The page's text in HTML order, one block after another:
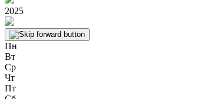
2025
Пн
Вт
Ср
Чт
Пт